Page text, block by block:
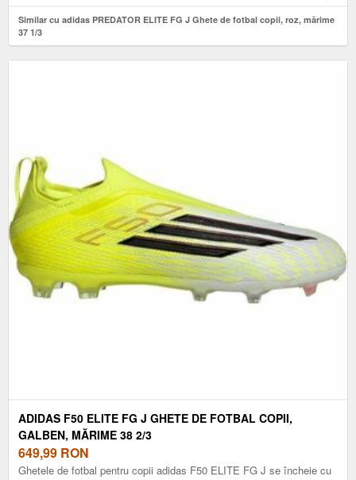
Similar cu adidas PREDATOR ELITE FG J Ghete de fotbal copii, roz, mărime
37 1/3
ADIDAS F50 ELITE FG J GHETE DE FOTBAL COPII,
GALBEN, MĂRIME 38 2/3
649,99 RON
Ghetele de fotbal pentru copii adidas F50 ELITE FG J se încheie cu